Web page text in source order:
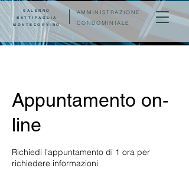
SALERNO
BATTIPAGLIA
MONTECORVINO
AMMINISTRAZIONE
CONDOMINIALE
Appuntamento on-
line
Richiedi l'appuntamento di 1 ora per
richiedere informazioni